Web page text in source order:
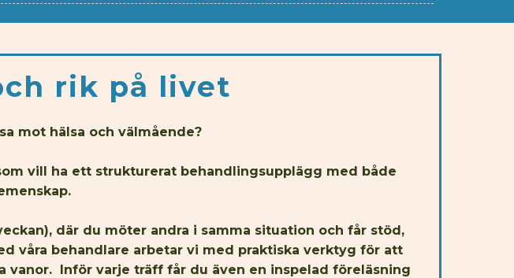
rik på livet
mot hälsa och välmående?
vill ha ett strukturerat behandlingsupplägg med både
där du möter andra i samma situation och får stöd,
våra behandlare arbetar vi med praktiska verktyg för att
vanor. Inför varje träff får du även en inspelad föreläsning